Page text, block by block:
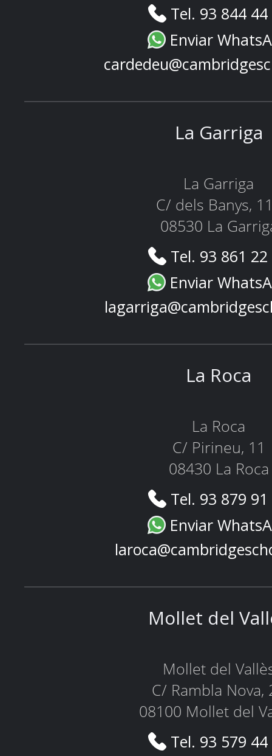
Tel. 93 844
Enviar
La Garriga
La Garriga
C/ dels Banys,
08530 La
Tel. 93 861
Enviar
La Roca
La Roca
C/ Pirineu, 11
08430 La Roca
Tel. 93 879
Enviar
Mollet del
Mollet del
C/ Rambla Nova,
08100 Mollet del
Tel. 93 579